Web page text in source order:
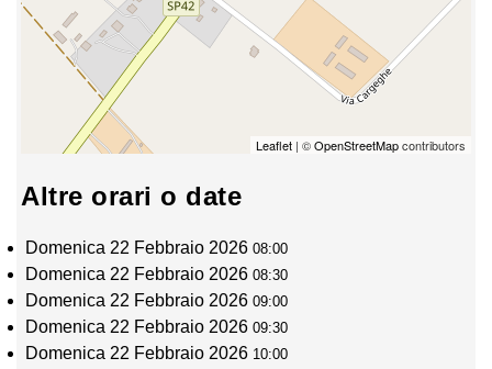
Leaflet| ©OpenStreetMapcontributors
Altre orari o date
Domenica 22 Febbraio 202608:00
Domenica 22 Febbraio 202608:30
Domenica 22 Febbraio 202609:00
Domenica 22 Febbraio 202609:30
Domenica 22 Febbraio 2026 10:00